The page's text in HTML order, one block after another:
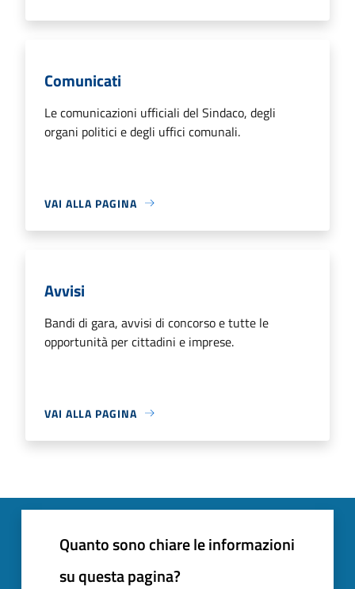
Comunicati
Le comunicazioni ufficiali del Sindaco, degli
organi politici e degli uffici comunali.
VAI ALLA PAGINA
Avvisi
Bandi di gara, avvisi di concorso e tutte le
opportunità per cittadini e imprese.
VAI ALLA PAGINA
Quanto sono chiare le informazioni
su questa pagina?